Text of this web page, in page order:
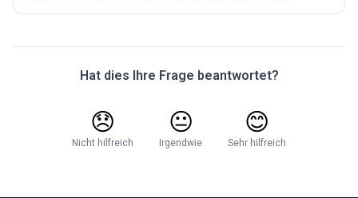
Hat dies Ihre Frage beantwortet?
😞
Nicht hilfreich
😐
Irgendwie
😊
Sehr hilfreich